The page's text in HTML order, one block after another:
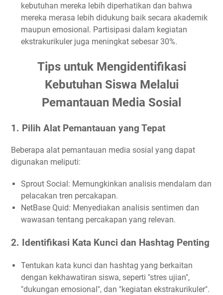
kebutuhan mereka lebih diperhatikan dan bahwa
mereka merasa lebih didukung baik secara akademik
maupun emosional. Partisipasi dalam kegiatan
ekstrakurikuler juga meningkat sebesar 30%.
Tips untuk Mengidentifikasi
Kebutuhan Siswa Melalui
Pemantauan Media Sosial
1. Pilih Alat Pemantauan yang Tepat
Beberapa alat pemantauan media sosial yang dapat
digunakan meliputi:
Sprout Social: Memungkinkan analisis mendalam dan
pelacakan tren percakapan.
NetBase Quid: Menyediakan analisis sentimen dan
wawasan tentang percakapan yang relevan.
2. Identifikasi Kata Kunci dan Hashtag Penting
Tentukan kata kunci dan hashtag yang berkaitan
dengan kekhawatiran siswa, seperti "stres ujian",
"dukungan emosional", dan "kegiatan ekstrakurikuler".